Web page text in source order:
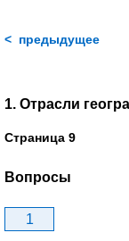
< предыдущее
1. Отрасли
Страница 9
Вопросы
1